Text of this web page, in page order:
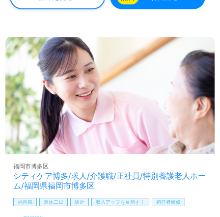
のある方をお迎えします。多彩な教育研修プログラム、託
全般（介護計画の作成、ご利用者・ご家族との面談、ケア
マネジャーとの調整、介護職員サポート業務）を中心にお
願いします。『ご利用者様のお役に立ちたい、経験を活か
したい』『サービス提供責任者として専門性を高めたい、
働きながらキャリアアップを実現したい』『モチベーショ
ン高く働きたい、桜十字グループ様の一員として働きた
い』『転職で施設形態や環境を変えて働きたい』等の方も
大歓迎です。募集詳細等、担当コンサルタントよりご案内
します。お問い合わせも遠慮なくお願いします。
全国の求人ご紹介！医療/福祉業界の正社員/パート仕事探
しは【ウィルオブ介護】＊求人情報収集、将来的に検討の
LINE、メール、お電話などご希望に応じてお問い合わせ/ご
相談可能です。転職相談、求人紹介、年収交渉など完全無
料サービスをご利用いただけます。＜非公開求人も取扱い
あり！＞"転職支援"のプロと一緒に転職活動！お問い合わ
シティケア博多/求人/介護職/正社員/特別養護老人ホー
ム/福岡県福岡市博多区
福岡市博多区
福岡県 週休二日 駅近 収入アップを目指す！ 初任者研修